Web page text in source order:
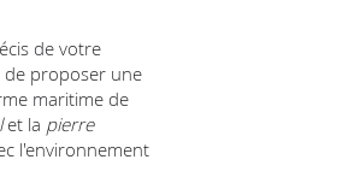
de votre
de proposer une
maritime de
et la pierre
l'environnement